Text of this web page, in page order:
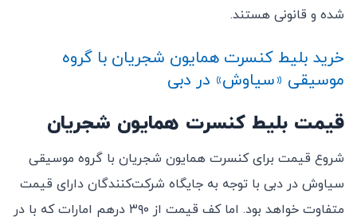
شده و قانونی هستند.
خرید بلیط کنسرت همایون شجریان با گروه
موسیقی «سیاوش» در دبی
قیمت بلیط کنسرت همایون شجریان
شروع قیمت برای کنسرت همایون شجریان با گروه موسیقی
سیاوش در دبی با توجه به جایگاه شرکت‌کنندگان دارای قیمت
متفاوت خواهد بود. اما کف قیمت از ۳۹۰ درهم امارات که با در